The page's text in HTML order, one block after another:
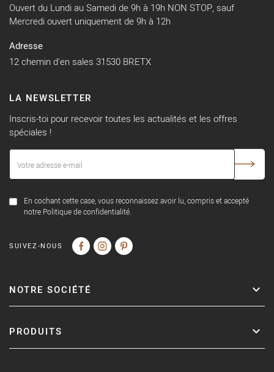
Ouvert du Lundi au Samedi de 9h à 19h NON STOP, sauf
Mercredi ouvert uniquement de 9h à 12h
Adresse
12 chemin d'en sales 31530 BRETX
LA NEWSLETTER
Inscris-toi pour recevoir toutes les actualités et les offres
spéciales !
En cochant cette case, vous reconnaissez avoir lu, compris et accepté
notre Politique de confidentialité.
SUIVEZ-NOUS
NOTRE SOCIÉTÉ
PRODUITS